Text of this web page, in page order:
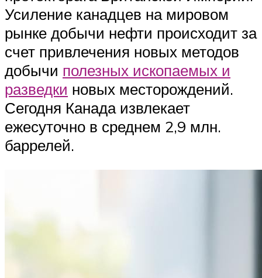
Усиление канадцев на мировом
рынке добычи нефти происходит за
счет привлечения новых методов
добычи полезных ископаемых и
разведки новых месторождений.
Сегодня Канада извлекает
ежесуточно в среднем 2,9 млн.
баррелей.